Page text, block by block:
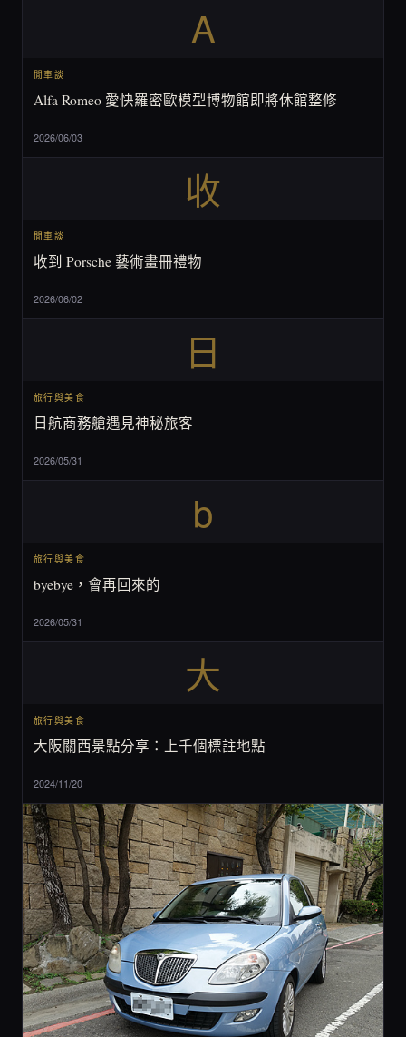
A
閒車談
Alfa Romeo 愛快羅密歐模型博物館即將休館整修
2026/06/03
收
閒車談
收到 Porsche 藝術畫冊禮物
2026/06/02
日
旅行與美食
日航商務艙遇見神秘旅客
2026/05/31
b
旅行與美食
byebye，會再回來的
2026/05/31
大
旅行與美食
大阪關西景點分享：上千個標註地點
2024/11/20